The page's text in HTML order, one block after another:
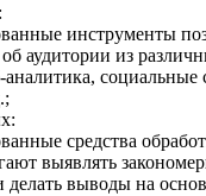
инструменты
аудитории из
аналитика, социальные
средства
выявлять
делать выводы на